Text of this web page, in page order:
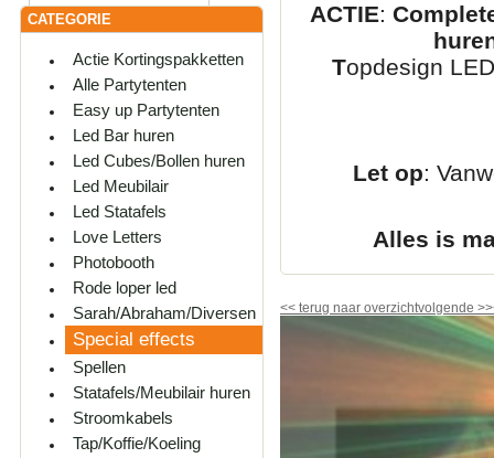
CATEGORIE
Actie Kortingspakketten
Alle Partytenten
Easy up Partytenten
Led Bar huren
Led Cubes/Bollen huren
Led Meubilair
Led Statafels
Love Letters
Photobooth
Rode loper led
Sarah/Abraham/Diversen
Special effects
Spellen
Statafels/Meubilair huren
Stroomkabels
Tap/Koffie/Koeling
ACTIE:
Topdesign
Let op:
Alles is
<< terug naar overzichtvolgende >>